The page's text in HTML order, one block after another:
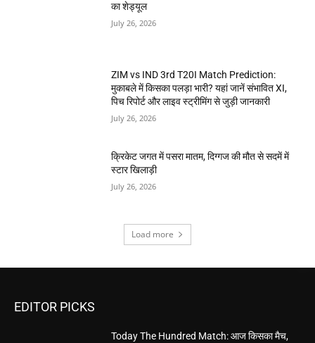
का शेड्यूल
July 26, 2026
ZIM vs IND 3rd T20I Match Prediction:
मुकाबले में किसका पलड़ा भारी? यहां जानें संभावित XI,
पिच रिपोर्ट और लाइव स्ट्रीमिंग से जुड़ी जानकारी
July 26, 2026
क्रिकेट जगत में पसरा मातम, दिग्गज की मौत से सदमें में
स्टार खिलाड़ी
July 26, 2026
Load more
EDITOR PICKS
Today The Hundred Match: आज किसका मैच,